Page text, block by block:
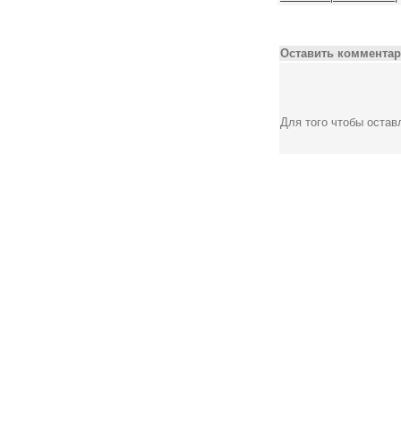
Оставить
Для того чтобы